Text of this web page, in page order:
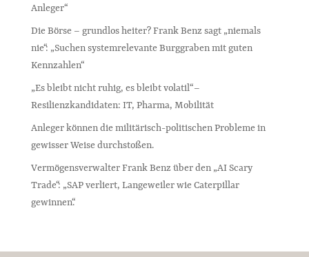
Anleger“
Die Börse – grundlos heiter? Frank Benz sagt „niemals
nie“: „Suchen systemrelevante Burggraben mit guten
Kennzahlen“
„Es bleibt nicht ruhig, es bleibt volatil“ –
Resilienzkandidaten: IT, Pharma, Mobilität
Anleger können die militärisch-politischen Probleme in
gewisser Weise durchstoßen.
Vermögensverwalter Frank Benz über den „AI Scary
Trade“: „SAP verliert, Langeweiler wie Caterpillar
gewinnen“.